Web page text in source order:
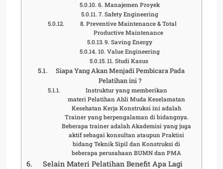
6. Manajemen Proyek
7. Safety Engineering
8. Preventive Maintenance & Total
Productive Maintenance
9. Saving Energy
10. Value Engineering
11. Studi Kasus
Siapa Yang Akan Menjadi Pembicara Pada
Pelatihan ini ?
Instruktur yang memberikan
materi Pelatihan Ahli Muda Keselamatan
Kesehatan Kerja Konstruksi ini adalah
Trainer yang berpengalaman di bidangnya.
Beberapa trainer adalah Akademisi yang juga
aktif sebagai konsultan ataupun Praktisi
bidang Teknik Sipil dan Konstruksi di
beberapa perusahaan BUMN dan PMA
Selain Materi Pelatihan Benefit Apa Lagi